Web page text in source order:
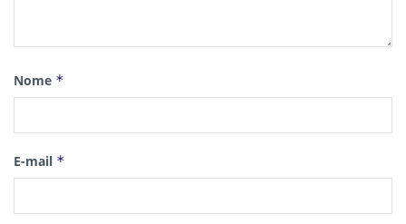
Nome *
E-mail *